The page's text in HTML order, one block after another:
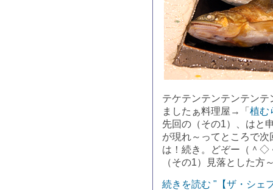
テケテンテンテンテン
ましたぁ料理屋→「 植む
先回の（その1）、はと
が現れ～ってところで
は！続き。どぞー（＾◇
（その1）見落とした方
続きを読む "【ザ・シェ